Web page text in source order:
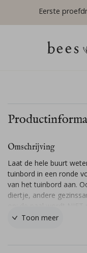
Eerste
Omschrijving
Laat de hele buurt
tuinbord in een ronde
van het tuinbord aan.
diertje, andere
bouwmarkt.
Toon meer